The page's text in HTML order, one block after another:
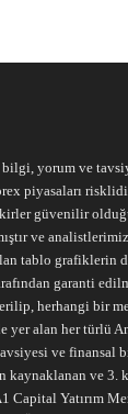
yorum ve
piyasaları
güvenilir
ve
tablo grafiklerin
garanti
herhangi bir
yer alan her türlü
ve
kaynaklanan ve
Capital Yatırım